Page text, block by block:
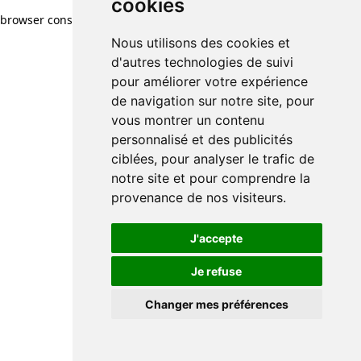
cookies
Nous utilisons des cookies et
d'autres technologies de suivi
pour améliorer votre expérience
de navigation sur notre site, pour
vous montrer un contenu
personnalisé et des publicités
ciblées, pour analyser le trafic de
notre site et pour comprendre la
provenance de nos visiteurs.
J'accepte
Je refuse
Changer mes préférences
browser console for more information)